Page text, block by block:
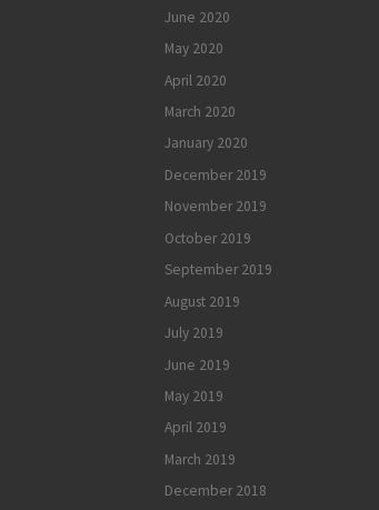
June 2020
May 2020
April 2020
March 2020
January 2020
December 2019
November 2019
October 2019
September 2019
August 2019
July 2019
June 2019
May 2019
April 2019
March 2019
December 2018